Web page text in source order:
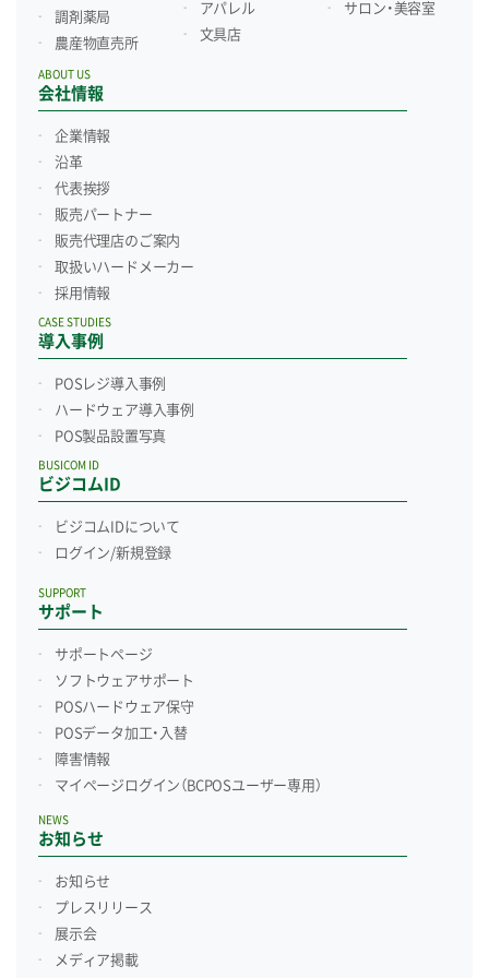
調剤薬局
農産物直売所
アパレル
文具店
サロン・美容室
会社情報
ABOUT US
企業情報
沿革
代表挨拶
販売パートナー
販売代理店のご案内
取扱いハードメーカー
採用情報
導入事例
CASE STUDIES
POSレジ導入事例
ハードウェア導入事例
POS製品設置写真
ビジコムID
BUSICOM ID
ビジコムIDについて
ログイン/新規登録
サポート
SUPPORT
サポートページ
ソフトウェアサポート
POSハードウェア保守
POSデータ加工・入替
障害情報
マイページログイン （BCPOSユーザー専用）
お知らせ
NEWS
お知らせ
プレスリリース
展示会
メディア掲載